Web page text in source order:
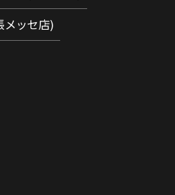
メッセ店)